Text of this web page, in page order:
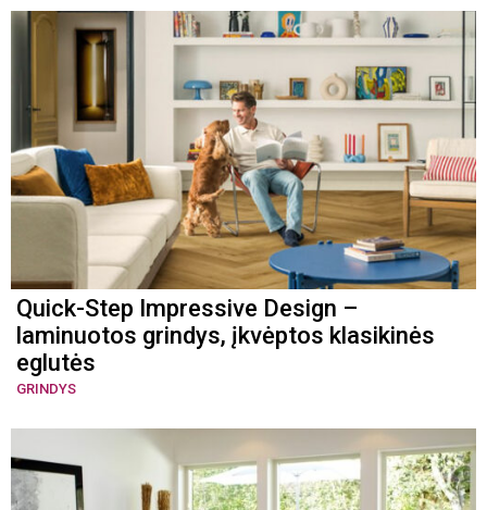
Quick-Step Impressive Design –
laminuotos grindys, įkvėptos klasikinės
eglutės
GRINDYS